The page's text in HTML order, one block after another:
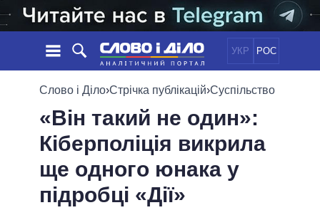
УКР РОС
НОВИНИ
СТРІЧКА
ПОДІЇ
СТАТТІ
ДУМКИ
ОГЛЯДИ
ПОЛІТИКА
ЕКОНОМІКА
СУСПІЛЬСТВО
ОБIЦЯНКИ
ПОЛIТИКИ
УСІ ПОЛІТИКИ
ПРЕЗИДЕНТ І ОФІС
ІНФОГРАФІКА
Слово і Діло›Стрічка публікацій›Суспільство
«Він такий не один»:
Кіберполіція викрила
ще одного юнака у
підробці «Дії»